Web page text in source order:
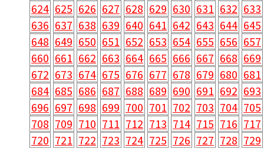
624 625 626 627 628 629 630 631 632 633
636 637 638 639 640 641 642 643 644 645
648 649 650 651 652 653 654 655 656 657
660 661 662 663 664 665 666 667 668 669
672 673 674 675 676 677 678 679 680 681
684 685 686 687 688 689 690 691 692 693
696 697 698 699 700 701 702 703 704 705
708 709 710 711 712 713 714 715 716 717
720 721 722 723 724 725 726 727 728 729